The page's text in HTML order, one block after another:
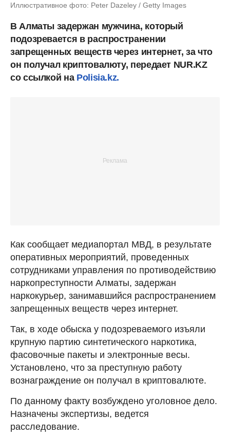
Иллюстративное фото: Peter Dazeley / Getty Images
В Алматы задержан мужчина, который
подозревается в распространении
запрещенных веществ через интернет, за что
он получал криптовалюту, передает NUR.KZ
со ссылкой на Polisia.kz.
Как сообщает медиапортал МВД, в результате
оперативных мероприятий, проведенных
сотрудниками управления по противодействию
наркопреступности Алматы, задержан
наркокурьер, занимавшийся распространением
запрещенных веществ через интернет.
Так, в ходе обыска у подозреваемого изъяли
крупную партию синтетического наркотика,
фасовочные пакеты и электронные весы.
Установлено, что за преступную работу
вознаграждение он получал в криптовалюте.
По данному факту возбуждено уголовное дело.
Назначены экспертизы, ведется
расследование.